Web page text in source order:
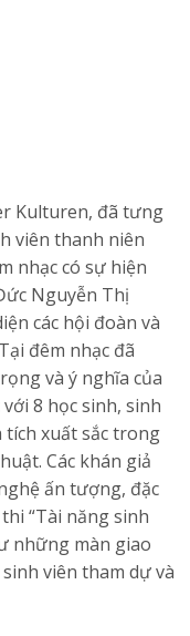
Kulturen, đã tưng
viên thanh niên
nhạc có sự hiện
Nguyễn Thị
các hội đoàn và
đêm nhạc đã
và ý nghĩa của
8 học sinh, sinh
tích xuất sắc trong
Các khán giả
ấn tượng, đặc
“Tài năng sinh
những màn giao
viên tham dự và